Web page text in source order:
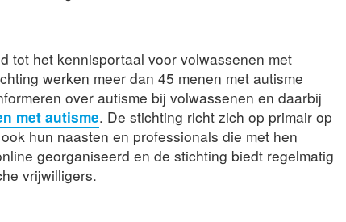
tot het kennisportaal voor volwassenen met
werken meer dan 45 menen met autisme
over autisme bij volwassenen en daarbij
met autisme. De stichting richt zich op primair op
hun naasten en professionals die met hen
georganiseerd en de stichting biedt regelmatig
vrijwilligers.